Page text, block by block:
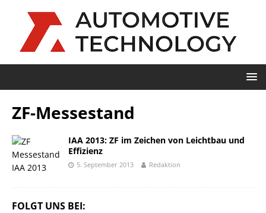
ZF-Messestand
IAA 2013: ZF im Zeichen von Leichtbau und
Effizienz
5. September 2013 Redaktion
FOLGT UNS BEI: